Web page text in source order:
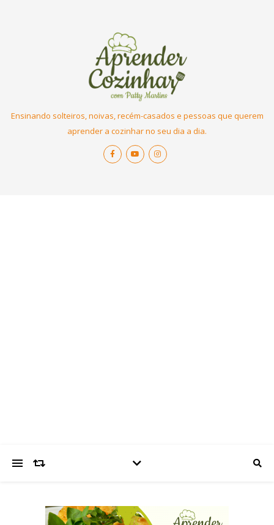
Ensinando solteiros, noivas, recém-casados e pessoas que querem
aprender a cozinhar no seu dia a dia.